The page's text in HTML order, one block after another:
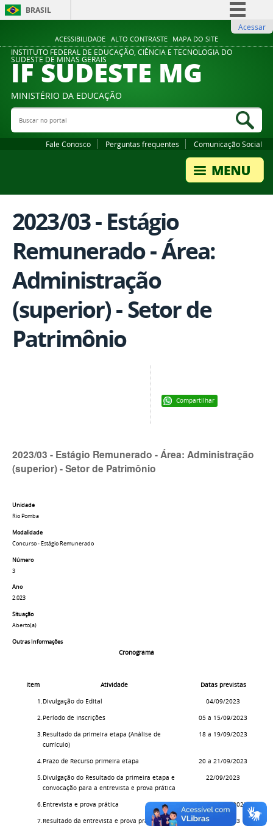
ACESSIBILIDADE ALTO CONTRASTE MAPA DO SITE
BRASIL
Comunica BR
Participe
Legislação
Acessar
INSTITUTO FEDERAL DE EDUCAÇÃO, CIÊNCIA E TECNOLOGIA DO
SUDESTE DE MINAS GERAIS
IF SUDESTE MG
MINISTÉRIO DA EDUCAÇÃO
Buscar no portal
Fale Conosco Perguntas frequentes Comunicação Social
2023/03 - Estágio
Remunerado - Área:
Administração
(superior) - Setor de
Patrimônio
Compartilhar
2023/03 - Estágio Remunerado - Área: Administração
(superior) - Setor de Patrimônio
Unidade
Rio Pomba
Modalidade
Concurso - Estágio Remunerado
Número
3
Ano
2.023
Situação
Aberto(a)
Outras Informações
Cronograma
Item Atividade Datas previstas
1.Divulgação do Edital 04/09/2023
2.Período de Inscrições 05 a 15/09/2023
3.Resultado da primeira etapa (Análise de
currículo)
18 a 19/09/2023
4.Prazo de Recurso primeira etapa 20 a 21/09/2023
5.Divulgação do Resultado da primeira etapa e
convocação para a entrevista e prova prática
22/09/2023
6.Entrevista e prova prática 25 a 28/09/2023
7.Resultado da entrevista e prova prática 29/09/2023